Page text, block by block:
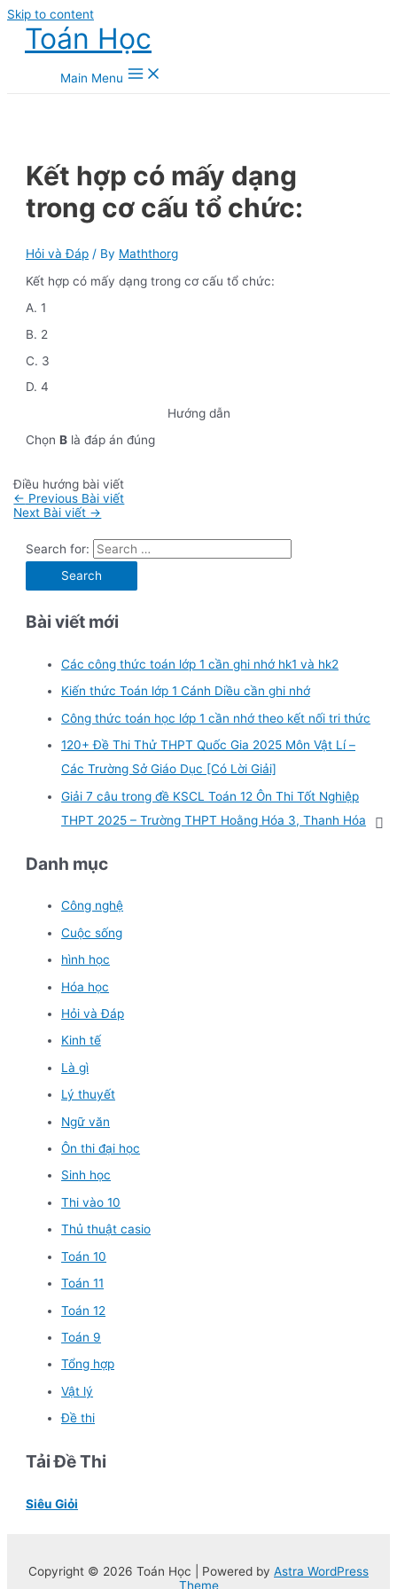
Skip to content
Toán Học
Main Menu
Kết hợp có mấy dạng
trong cơ cấu tổ chức:
Hỏi và Đáp / By Maththorg
Kết hợp có mấy dạng trong cơ cấu tổ chức:
A. 1
B. 2
C. 3
D. 4
Hướng dẫn
ChọnB là đáp án đúng
Điều hướng bài viết
← Previous Bài viết
Next Bài viết →
Search for:
Bài viết mới
Các công thức toán lớp 1 cần ghi nhớ hk1 và hk2
Kiến thức Toán lớp 1 Cánh Diều cần ghi nhớ
Công thức toán học lớp 1 cần nhớ theo kết nối tri thức
120+ Đề Thi Thử THPT Quốc Gia 2025 Môn Vật Lí –
Các Trường Sở Giáo Dục [Có Lời Giải]
Giải 7 câu trong đề KSCL Toán 12 Ôn Thi Tốt Nghiệp
THPT 2025 – Trường THPT Hoằng Hóa 3, Thanh Hóa
Danh mục
Công nghệ
Cuộc sống
hình học
Hóa học
Hỏi và Đáp
Kinh tế
Là gì
Lý thuyết
Ngữ văn
Ôn thi đại học
Sinh học
Thi vào 10
Thủ thuật casio
Toán 10
Toán 11
Toán 12
Toán 9
Tổng hợp
Vật lý
Đề thi
Tải Đề Thi
Siêu Giỏi
Copyright © 2026 Toán Học | Powered by Astra WordPress
Theme